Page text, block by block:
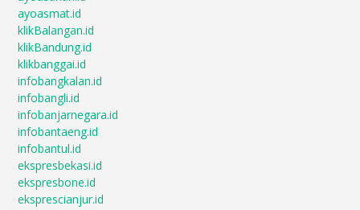
ayoasmat.id
klikBalangan.id
klikBandung.id
klikbanggai.id
infobangkalan.id
infobangli.id
infobanjarnegara.id
infobantaeng.id
infobantul.id
ekspresbekasi.id
ekspresbone.id
eksprescianjur.id